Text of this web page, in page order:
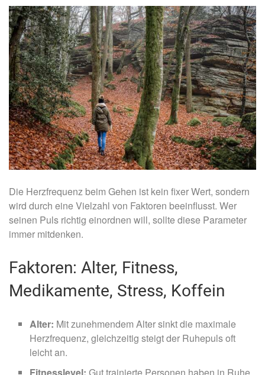
Die Herzfrequenz beim Gehen ist kein fixer Wert, sondern
wird durch eine Vielzahl von Faktoren beeinflusst. Wer
seinen Puls richtig einordnen will, sollte diese Parameter
immer mitdenken.
Faktoren: Alter, Fitness,
Medikamente, Stress, Koffein
Alter: Mit zunehmendem Alter sinkt die maximale
Herzfrequenz, gleichzeitig steigt der Ruhepuls oft
leicht an.